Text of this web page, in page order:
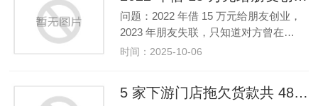
问题：2022 年借 15 万元给朋友创业，
2023 年朋友失联，只知道对方曾在…
时间：2025-10-06
5 家下游门店拖欠货款共 48 万元